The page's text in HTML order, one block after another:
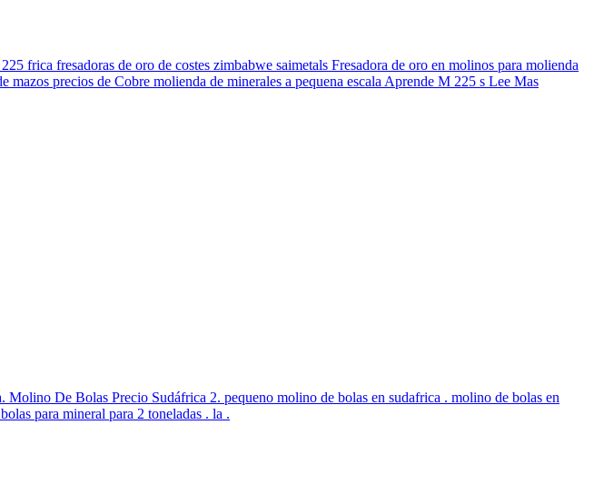
frica fresadoras de oro de costes zimbabwe saimetals Fresadora de oro en molinos para molienda
precios de Cobre molienda de minerales a pequena escala Aprende M 225 s Lee Mas
De Bolas Precio Sudáfrica 2. pequeno molino de bolas en sudafrica . molino de bolas en
para mineral para 2 toneladas . la .